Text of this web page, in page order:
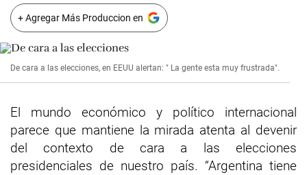
+ Agregar Más Produccion en
De cara a las elecciones, en EEUU alertan: " La gente esta muy frustrada".
El mundo económico y político internacional
parece que mantiene la mirada atenta al devenir
del contexto de cara a las elecciones
presidenciales de nuestro país. “Argentina tiene